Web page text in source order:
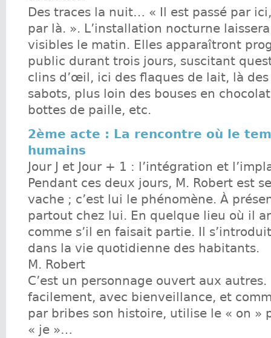
Des traces la nuit… « Il est passé par
par là. ». L’installation nocturne
visibles le matin. Elles apparaîtront
public durant trois jours, suscitant
clins d’œil, ici des flaques de lait, là
sabots, plus loin des bouses en
bottes de paille, etc.
2ème acte : La rencontre où le
humains
Jour J et Jour + 1 : l’intégration et
Pendant ces deux jours, M. Robert est
vache ; c’est lui le phénomène. À
partout chez lui. En quelque lieu où il
comme s’il en faisait partie. Il
dans la vie quotidienne des habitants.
M. Robert
C’est un personnage ouvert aux
facilement, avec bienveillance, et
par bribes son histoire, utilise le « on »
« je »…